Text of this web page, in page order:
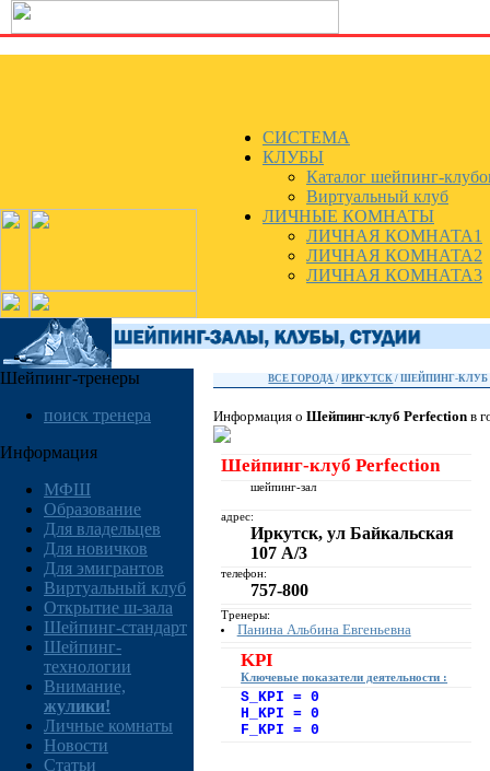
СИСТЕМА
КЛУБЫ
Каталог шейпинг-
Виртуальный клуб
ЛИЧНЫЕ КОМНАТЫ
ЛИЧНАЯ КОМНАТА1
ЛИЧНАЯ КОМНАТА2
ЛИЧНАЯ КОМНАТА3
Шейпинг-тренеры
поиск тренера
Информация
МФШ
Образование
Для владельцев
Для новичков
Для эмигрантов
Виртуальный клуб
Открытие ш-зала
Шейпинг-стандарт
Шейпинг-
технологии
Внимание,
жулики!
Личные комнаты
Новости
Статьи
ВСЕ ГОРОДА /ИРКУТСК / ШЕЙПИНГ-КЛУБ
Информация о Шейпинг-клуб Perfection в
Шейпинг-клуб Perfection
шейпинг-зал
адрес:
Иркутск, ул Байкальская
107 А/3
телефон:
757-800
Тренеры:
Панина Альбина Евгеньевна
KPI
Ключевые показатели деятельности :
S_KPI = 0
H_KPI = 0
F_KPI = 0